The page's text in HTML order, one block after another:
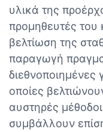
υλικά της
προμηθευτές
βελτίωση της
παραγωγή
οποίες
αυστηρές
συμβάλλουν